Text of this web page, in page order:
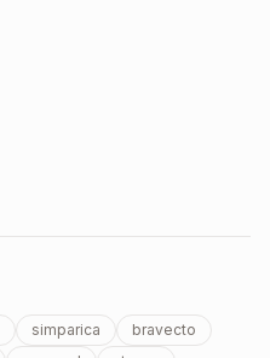
simparica
bravecto